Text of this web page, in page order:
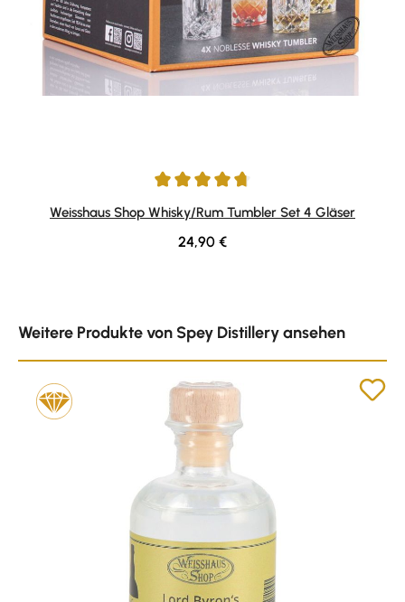
Durchschnittliche Bewertung von 4.81 von 5 Sternen
Weisshaus Shop Whisky/Rum Tumbler Set 4 Gläser
Regulärer Preis:
24,90 €
Weitere Produkte von Spey Distillery ansehen